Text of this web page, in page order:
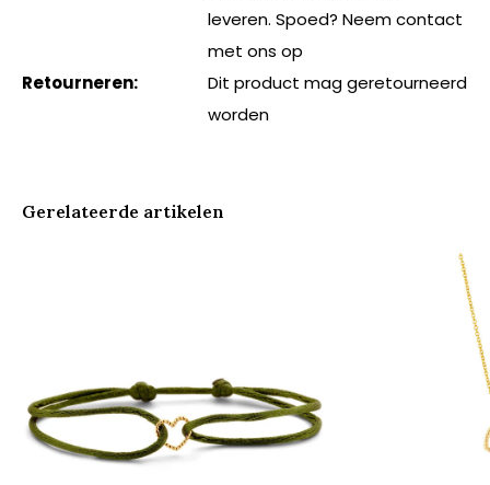
leveren. Spoed? Neem contact
met ons op
Retourneren:
Dit product mag geretourneerd
worden
Gerelateerde artikelen